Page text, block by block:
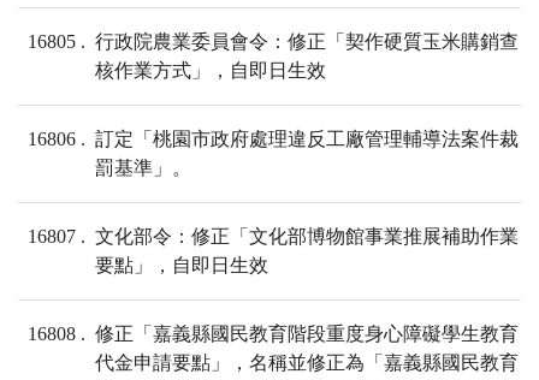
16805
行政院農業委員會令：修正「契作硬質玉米購銷查
核作業方式」，自即日生效
16806
訂定「桃園市政府處理違反工廠管理輔導法案件裁
罰基準」。
16807
文化部令：修正「文化部博物館事業推展補助作業
要點」，自即日生效
16808
修正「嘉義縣國民教育階段重度身心障礙學生教育
代金申請要點」，名稱並修正為「嘉義縣國民教育